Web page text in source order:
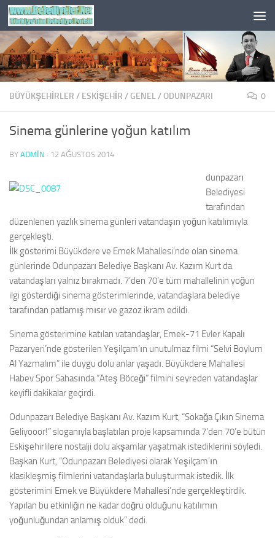
Skip to content
BÜYÜKŞEHİRLER / ESKIŞEHIR / GENEL/ODUNPAZARI 0
Sinema günlerine yoğun katılım
BY ADMIN · 12 AĞUSTOS 2014
dunpazarı
Belediyesi
tarafından
düzenlenen yazlık sinema günleri vatandaşın yoğun katılımıyla
gerçekleşti.
İlk gösterimi Büyükdere ve Emek Mahallesi’nde olan sinema
günlerinde Odunpazarı Belediye Başkanı Av. Kazım Kurt da
vatandaşları yalnız bırakmadı. 7’den 70’e tüm mahallelinin yoğun
ilgi gösterdiği sinema gösterimlerinde, vatandaşlara belediye
tarafından patlamış mısır ve gazoz ikram edildi.
Sinema gösterimine katılan vatandaşlar, Emek-71 Evler Kapalı
Pazaryeri’nde gösterilen Yeşilçam’ın unutulmaz filmi “Selvi Boylum
Al Yazmalım” ile duygu dolu anlar yaşadı. Büyükdere Mahallesi
Habev Spor Sahasında “Ateş Böceği” filmini seyreden vatandaşlar
keyifli dakikalar geçirdi.
Odunpazarı Belediye Başkanı Av. Kazım Kurt, “Sokağa Çıkın Sinema
Geliyooor!” sloganıyla başlatılan proje kapsamında 7’den 70’e bütün
Eskişehirlilere nostalji dolu akşamlar yaşatmak istediklerini söyledi.
Başkan Kurt, “Odunpazarı Belediyesi olarak Yeşilçam’ın
klasikleşmiş filmlerini vatandaşlarla buluşturmak istedik. İlk
gösterimini Emek ve Büyükdere Mahallesi’nde gerçekleştirdik.
Yapılan bu etkinliğin ne kadar doğru olduğunu katılımın
yoğunluğundan anlamış olduk” dedi.